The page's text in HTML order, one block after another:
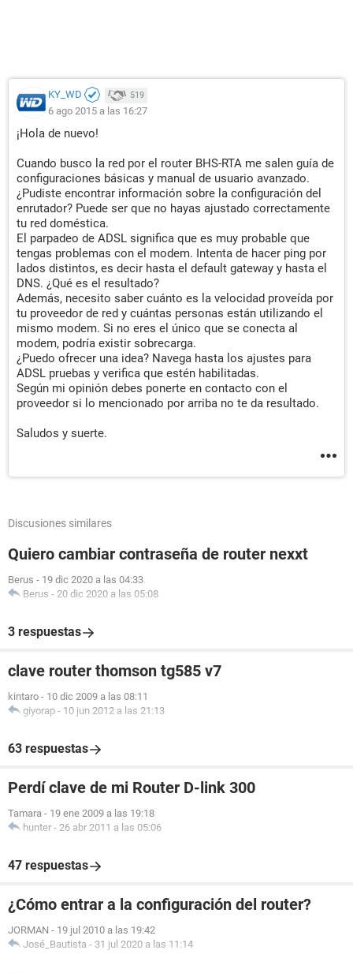
KY_WD 519
6 ago 2015 a las 16:27
¡Hola de nuevo!
Cuando busco la red por el router BHS-RTA me salen guía de
configuraciones básicas y manual de usuario avanzado.
¿Pudiste encontrar información sobre la configuración del
enrutador? Puede ser que no hayas ajustado correctamente
tu red doméstica.
El parpadeo de ADSL significa que es muy probable que
tengas problemas con el modem. Intenta de hacer ping por
lados distintos, es decir hasta el default gateway y hasta el
DNS. ¿Qué es el resultado?
Además, necesito saber cuánto es la velocidad proveída por
tu proveedor de red y cuántas personas están utilizando el
mismo modem. Si no eres el único que se conecta al
modem, podría existir sobrecarga.
¿Puedo ofrecer una idea? Navega hasta los ajustes para
ADSL pruebas y verifica que estén habilitadas.
Según mi opinión debes ponerte en contacto con el
proveedor si lo mencionado por arriba no te da resultado.
Saludos y suerte.
Discusiones similares
Quiero cambiar contraseña de router nexxt
Berus - 19 dic 2020 a las 04:33
Berus - 20 dic 2020 a las 05:08
3 respuestas
clave router thomson tg585 v7
kintaro - 10 dic 2009 a las 08:11
giyorap - 10 jun 2012 a las 21:13
63 respuestas
Perdí clave de mi Router D-link 300
Tamara - 19 ene 2009 a las 19:18
hunter - 26 abr 2011 a las 05:06
47 respuestas
¿Cómo entrar a la configuración del router?
JORMAN - 19 jul 2010 a las 19:42
José_Bautista - 31 jul 2020 a las 11:14